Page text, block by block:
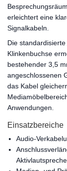
erleichtert eine
Signalkabeln.
Die
Klinkenbuchse
bestehender 3,5
angeschlossenen
das Kabel
Anwendungen.
Einsatzbereiche
Audio-